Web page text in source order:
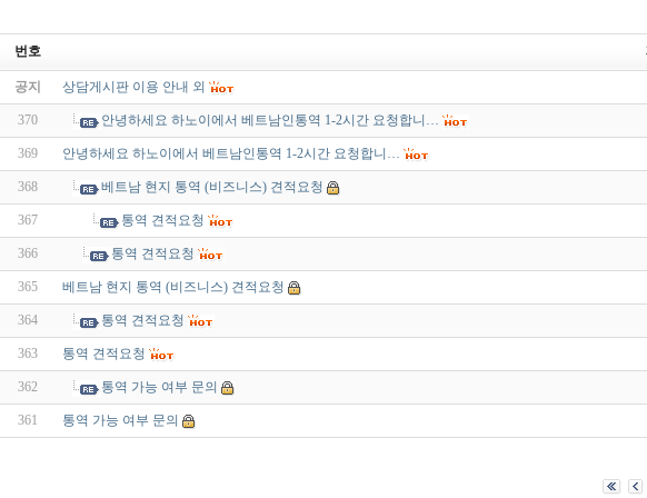
번호
공지 상담게시판 이용 안내 외
370 안녕하세요 하노이에서 베트남인통역 1-2시간 요청합니…
369 안녕하세요 하노이에서 베트남인통역 1-2시간 요청합니…
368 베트남 현지 통역 (비즈니스) 견적요청
367 통역 견적요청
366 통역 견적요청
365 베트남 현지 통역 (비즈니스) 견적요청
364 통역 견적요청
363 통역 견적요청
362 통역 가능 여부 문의
361 통역 가능 여부 문의